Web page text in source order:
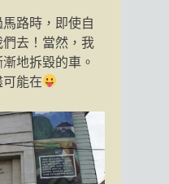
路時，即使自
去！當然，我
地拆毀的車。
能在